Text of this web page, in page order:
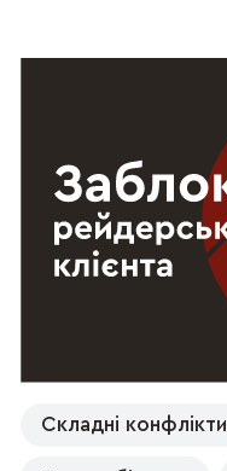
Складні конфлікти